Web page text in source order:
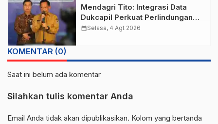
Mendagri Tito: Integrasi Data
Dukcapil Perkuat Perlindungan
Sosial Tepat Sasaran
calendar_monthSelasa, 4 Agt 2026
KOMENTAR (0)
Saat ini belum ada komentar
Silahkan tulis komentar Anda
Email Anda tidak akan dipublikasikan. Kolom yang bertanda